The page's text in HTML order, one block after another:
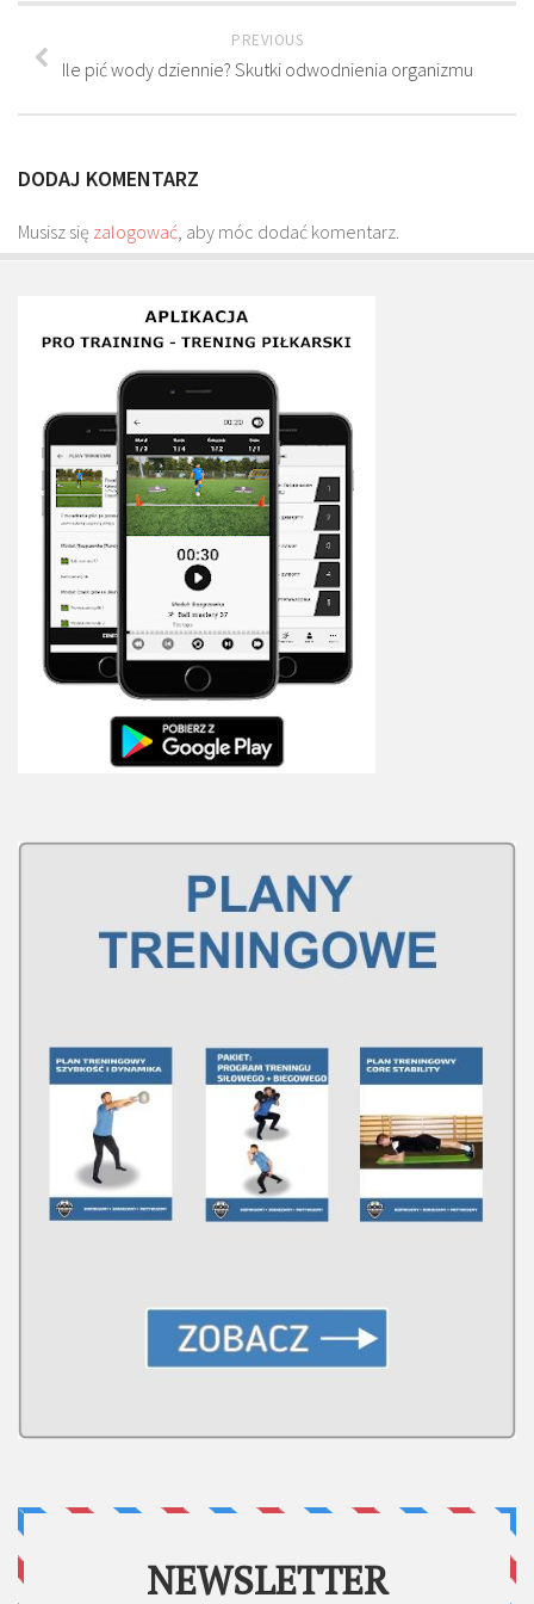
Program przygotowania fizycznego
Sklep
Edukacja
Plany treningowe
Sprzęt treningowy
O nas
Od autorów
Kontakt
PREVIOUS
Ile pić wody dziennie? Skutki odwodnienia organizmu
DODAJ KOMENTARZ
Musisz się zalogować, aby móc dodać komentarz.